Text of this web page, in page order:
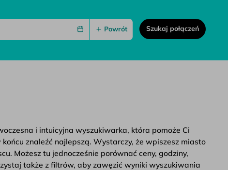
Powrót
Szukaj połączeń
i intuicyjna wyszukiwarka, która pomoże Ci
znaleźć najlepszą. Wystarczy, że wpiszesz miasto
Możesz tu jednocześnie porównać ceny, godziny,
także z filtrów, aby zawęzić wyniki wyszukiwania